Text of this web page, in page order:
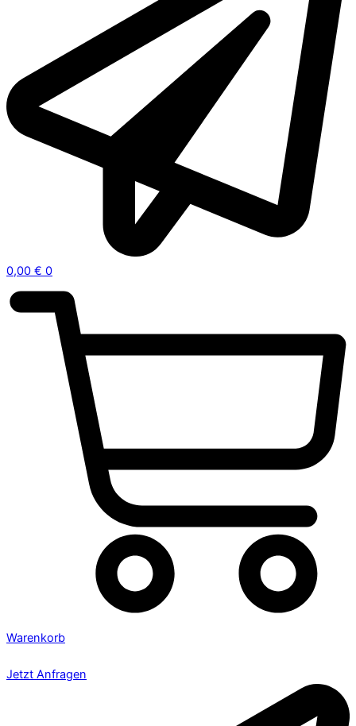
0,00 € 0
Warenkorb
Jetzt Anfragen